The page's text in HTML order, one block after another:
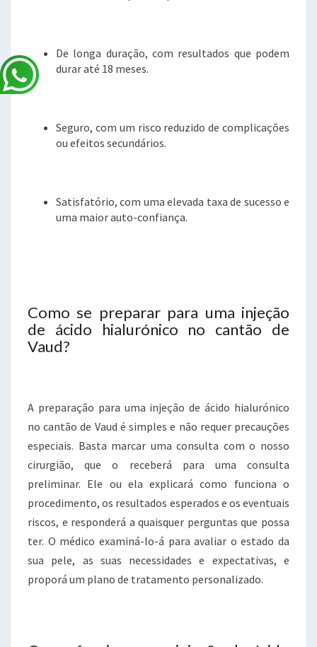
De longa duração, com resultados que podem
durar até 18 meses.
Seguro, com um risco reduzido de complicações
ou efeitos secundários.
Satisfatório, com uma elevada taxa de sucesso e
uma maior auto-confiança.
Como se preparar para uma injeção
de ácido hialurónico no cantão de
Vaud?
A preparação para uma injeção de ácido hialurónico
no cantão de Vaud é simples e não requer precauções
especiais. Basta marcar uma consulta com o nosso
cirurgião, que o receberá para uma consulta
preliminar. Ele ou ela explicará como funciona o
procedimento, os resultados esperados e os eventuais
riscos, e responderá a quaisquer perguntas que possa
ter. O médico examiná-lo-á para avaliar o estado da
sua pele, as suas necessidades e expectativas, e
proporá um plano de tratamento personalizado.